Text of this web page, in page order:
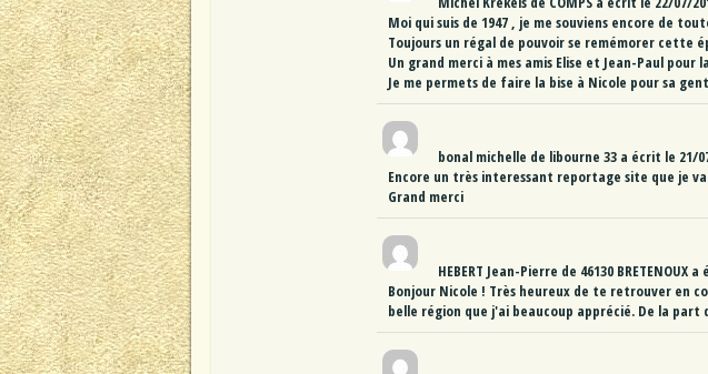
Moi qui suis de 1947 , je me souviens encore de
Toujours un régal de pouvoir se remémorer cette
Un grand merci à mes amis Elise et Jean-Paul
Je me permets de faire la bise à Nicole pour sa
bonal michelle de libourne 33 a écrit le 21/
Encore un très interessant reportage site que je
Grand merci
HEBERT Jean-Pierre de 46130 BRETENOUX a
Bonjour Nicole ! Très heureux de te retrouver en
belle région que j'ai beaucoup apprécié. De la part